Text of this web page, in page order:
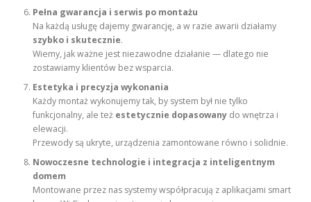
Pełna gwarancja i serwis po montażu
Na każdą usługę dajemy gwarancję, a w razie awarii działamy
szybko i skutecznie.
Wiemy, jak ważne jest niezawodne działanie — dlatego nie
zostawiamy klientów bez wsparcia.
Estetyka i precyzja wykonania
Każdy montaż wykonujemy tak, by system był nie tylko
funkcjonalny, ale też estetycznie dopasowany do wnętrza i
elewacji.
Przewody są ukryte, urządzenia zamontowane równo i solidnie.
Nowoczesne technologie i integracja z inteligentnym
domem
Montowane przez nas systemy współpracują z aplikacjami smart